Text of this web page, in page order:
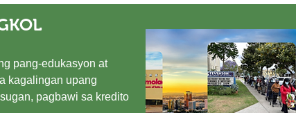
pang-edukasyon at
kagalingan upang
pagbawi sa kredito